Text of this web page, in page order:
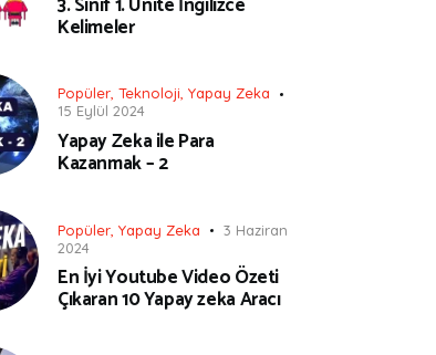
Kelimeler
Popüler, Teknoloji, Yapay Zeka
15 Eylül 2024
Yapay Zeka ile Para
Kazanmak – 2
Popüler Yapay Zeka
3 Haziran
2024
En İyi Youtube Video Özeti
Çıkaran 10 Yapay zeka Aracı